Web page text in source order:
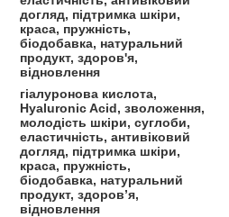
догляд, підтримка шкіри,
краса, пружність,
біодобавка, натуральний
продукт, здоров'я,
відновлення
гіалуронова кислота,
Hyaluronic Acid, зволоження,
молодість шкіри, суглоби,
еластичність, антивіковий
догляд, підтримка шкіри,
краса, пружність,
біодобавка, натуральний
продукт, здоров’я,
відновлення